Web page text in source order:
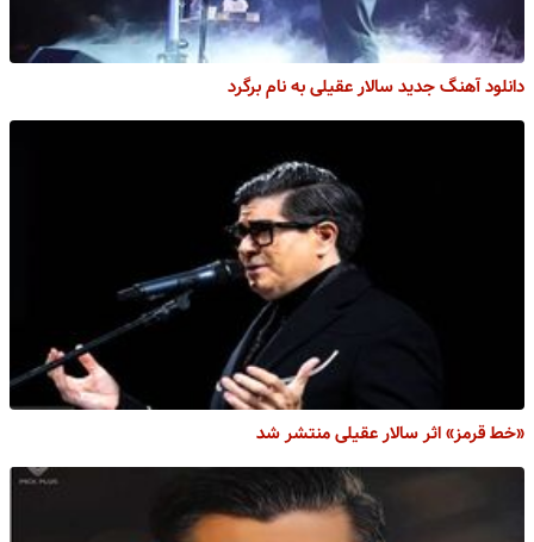
دانلود آهنگ جدید سالار عقیلی به نام برگرد
«خط قرمز» اثر سالار عقیلی منتشر شد